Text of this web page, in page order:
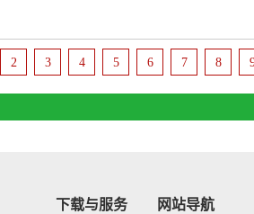
2 3 4 5 6 7 8
下载与服务 网站导航